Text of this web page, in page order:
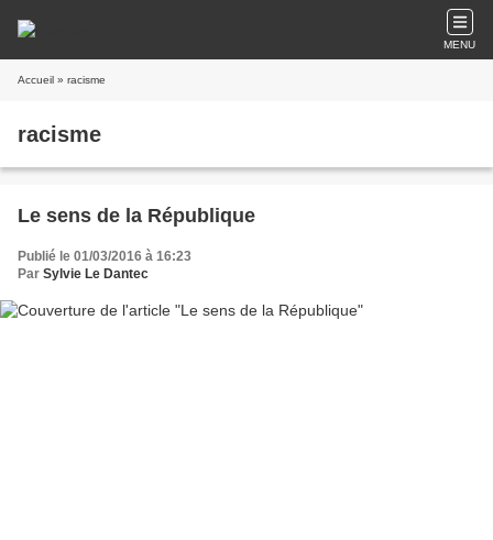
MENU
Accueil » racisme
racisme
Le sens de la République
Publié le 01/03/2016 à 16:23
Par Sylvie Le Dantec